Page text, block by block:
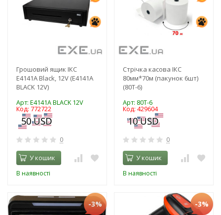
Грошовий ящик ІКС
E4141A Black, 12V (E4141A
BLACK 12V)
Арт: E4141A BLACK 12V
Код: 772722
0
У кошик
В наявності
Стрічка касова ІКС
80мм*70м (пакунок 6шт)
(80T-6)
Арт: 80T-6
Код: 429604
0
У кошик
В наявності
-3% -3%